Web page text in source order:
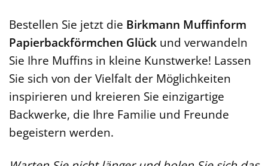
Bestellen Sie jetzt die Birkmann Muffinform
Papierbackförmchen Glück und verwandeln
Sie Ihre Muffins in kleine Kunstwerke! Lassen
Sie sich von der Vielfalt der Möglichkeiten
inspirieren und kreieren Sie einzigartige
Backwerke, die Ihre Familie und Freunde
begeistern werden.